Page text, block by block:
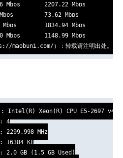
Mbps       2207.22 Mbps
73.62 Mbps
Mbps        1834.94 Mbps
Mbps       1148.99 Mbps
maobuni.com/）：转载请注明出处。
Xeon(R) CPU E5-2697 v4 @
4
MHz
KB
GB (1.5 GB Used)